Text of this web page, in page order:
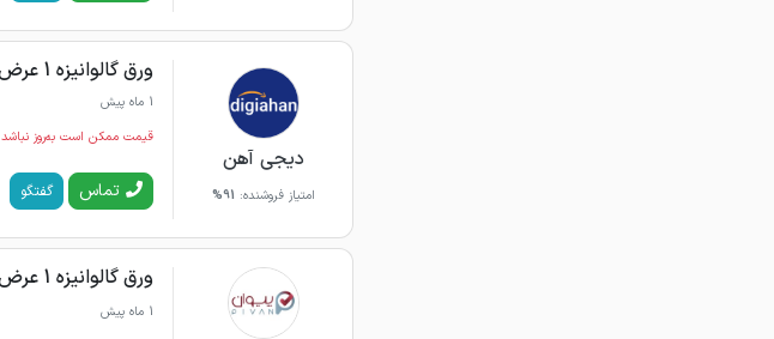
دیجی آهن
امتیاز فروشنده: 91%
ورق گالوانیزه 1 عرض 1 فولاد مبارکه
1 ماه پیش
قیمت ممکن است به‌روز نباشد
تماس گفتگو
ورق گالوانیزه 1 عرض 1 فولاد مبارکه
1 ماه پیش